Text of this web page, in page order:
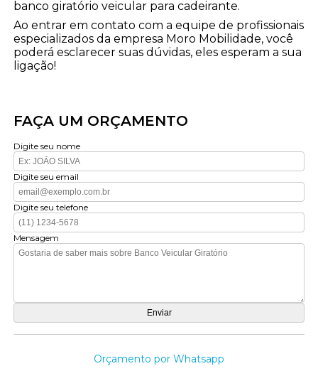
banco giratório veicular para cadeirante.
Ao entrar em contato com a equipe de profissionais
especializados da empresa Moro Mobilidade, você
poderá esclarecer suas dúvidas, eles esperam a sua
ligação!
FAÇA UM ORÇAMENTO
Digite seu nome
Digite seu email
Digite seu telefone
Mensagem
Orçamento por Whatsapp